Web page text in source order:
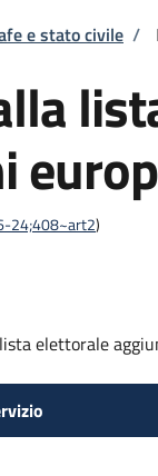
e stato civile /
24;408~art2)
elettorale